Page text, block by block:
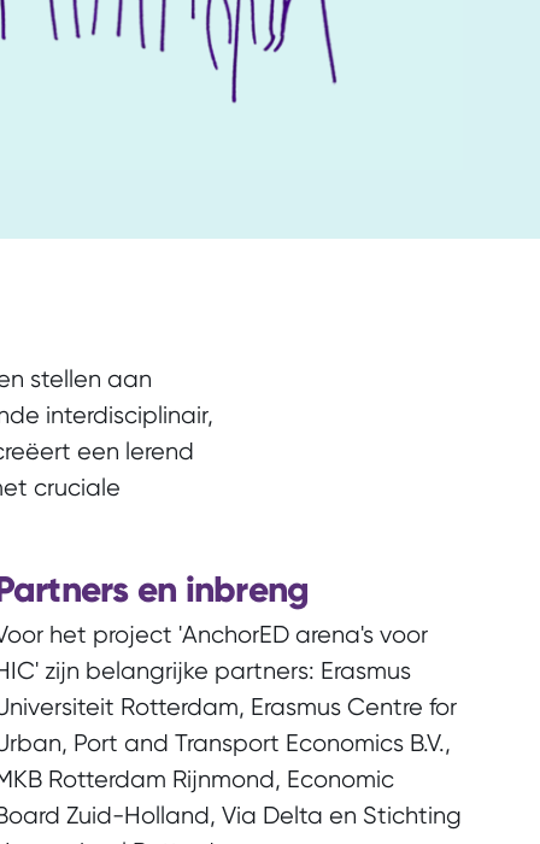
stellen aan
interdisciplinair,
een lerend
cruciale
en inbreng
het project 'AnchorED arena's voor
zijn belangrijke partners: Erasmus
Rotterdam, Erasmus Centre for
Port and Transport Economics B.V.,
Rotterdam Rijnmond, Economic
Zuid-Holland, Via Delta en Stichting